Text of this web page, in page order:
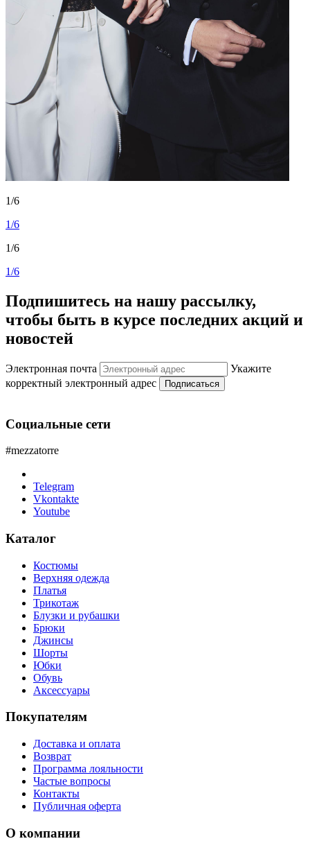
1/6
1/6
1/6
1/6
Подпишитесь на нашу рассылку,
чтобы быть в курсе последних акций и
новостей
Электронная почта
Укажите
корректный электронный адрес
Подписаться
Социальные сети
#mezzatorre
Telegram
Vkontakte
Youtube
Каталог
Костюмы
Верхняя одежда
Платья
Трикотаж
Блузки и рубашки
Брюки
Джинсы
Шорты
Юбки
Обувь
Аксессуары
Покупателям
Доставка и оплата
Возврат
Программа лояльности
Частые вопросы
Контакты
Публичная оферта
О компании